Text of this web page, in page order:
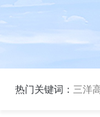
热门关键词： 三洋